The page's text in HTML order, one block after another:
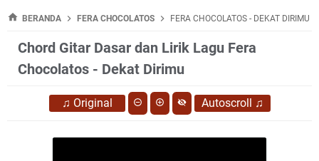
BERANDA FERA CHOCOLATOS FERA CHOCOLATOS - DEKAT DIRIMU
Chord Gitar Dasar dan Lirik Lagu Fera
Chocolatos - Dekat Dirimu
♫ Original Autoscroll ♫